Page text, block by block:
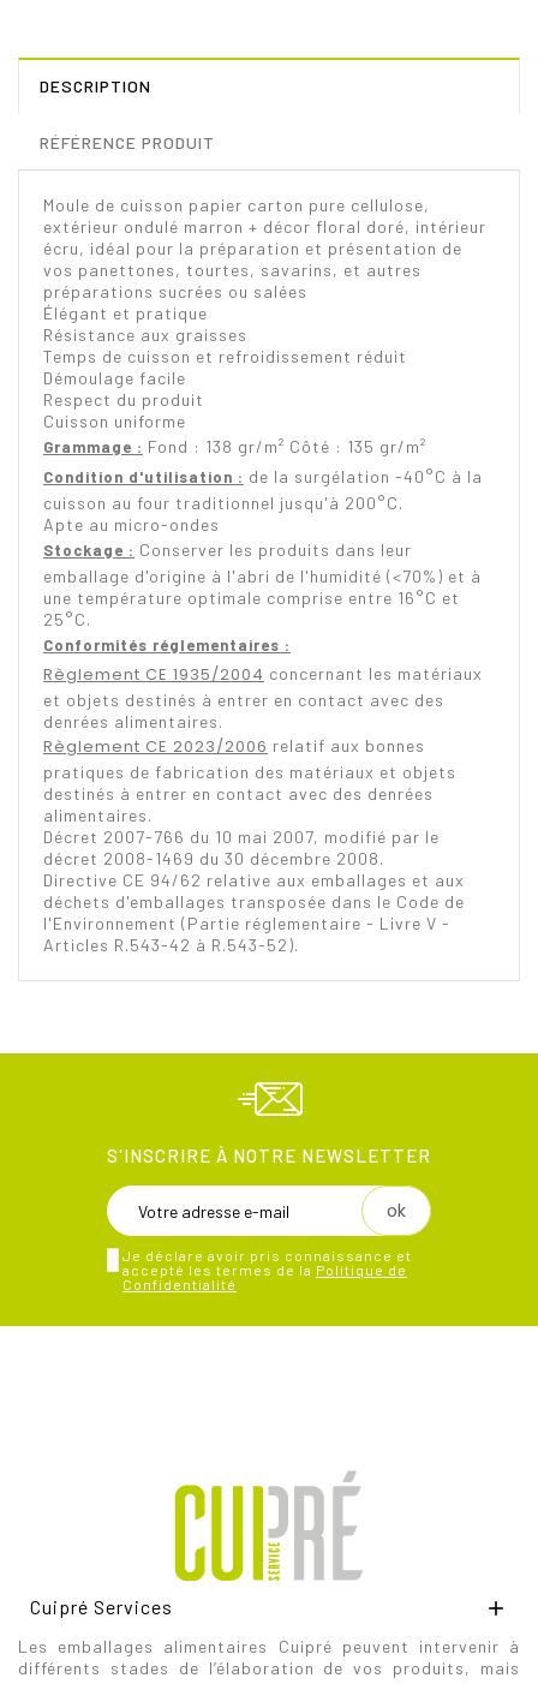
DESCRIPTION
RÉFÉRENCE PRODUIT
Moule de cuisson papier carton pure cellulose,
extérieur ondulé marron + décor floral doré, intérieur
écru, idéal pour la préparation et présentation de
vos panettones, tourtes, savarins, et autres
préparations sucrées ou salées
Élégant et pratique
Résistance aux graisses
Temps de cuisson et refroidissement réduit
Démoulage facile
Respect du produit
Cuisson uniforme
Grammage : Fond : 138 gr/m² Côté : 135 gr/m²
Condition d'utilisation : de la surgélation -40°C à la
cuisson au four traditionnel jusqu'à 200°C.
Apte au micro-ondes
Stockage : Conserver les produits dans leur
emballage d'origine à l'abri de l'humidité (<70%) et à
une température optimale comprise entre 16°C et
25°C.
Conformités réglementaires :
Règlement CE 1935/2004 concernant les matériaux
et objets destinés à entrer en contact avec des
denrées alimentaires.
Règlement CE 2023/2006 relatif aux bonnes
pratiques de fabrication des matériaux et objets
destinés à entrer en contact avec des denrées
alimentaires.
Décret 2007-766 du 10 mai 2007, modifié par le
décret 2008-1469 du 30 décembre 2008.
Directive CE 94/62 relative aux emballages et aux
déchets d'emballages transposée dans le Code de
l'Environnement (Partie réglementaire - Livre V -
Articles R.543-42 à R.543-52).
S'INSCRIRE À NOTRE NEWSLETTER
Je déclare avoir pris connaissance et
accepté les termes de la Politique de
Confidentialité
Cuipré Services 
Les emballages alimentaires Cuipré peuvent intervenir à
différents stades de l’élaboration de vos produits, mais